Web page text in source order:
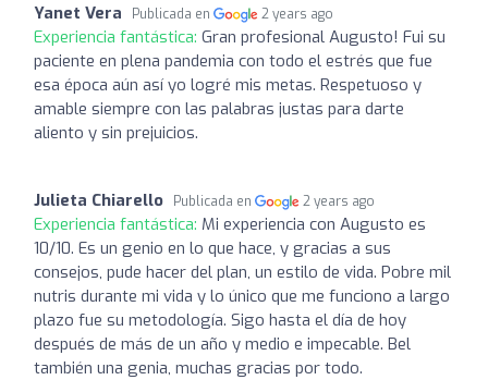
Yanet Vera Publicada en 2 years ago
Experiencia fantástica: Gran profesional Augusto! Fui su
paciente en plena pandemia con todo el estrés que fue
esa época aún así yo logré mis metas. Respetuoso y
amable siempre con las palabras justas para darte
aliento y sin prejuicios.
Julieta Chiarello Publicada en 2 years ago
Experiencia fantástica: Mi experiencia con Augusto es
10/10. Es un genio en lo que hace, y gracias a sus
consejos, pude hacer del plan, un estilo de vida. Pobre mil
nutris durante mi vida y lo único que me funciono a largo
plazo fue su metodología. Sigo hasta el día de hoy
después de más de un año y medio e impecable. Bel
también una genia, muchas gracias por todo.